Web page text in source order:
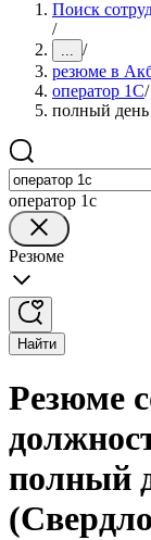
Поиск
/
... /
резюме в
оператор 1C/
полный день
оператор 1c
Резюме
Найти
Резюме
полный